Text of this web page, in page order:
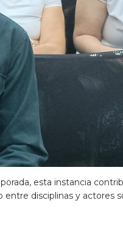
esta instancia
disciplinas y actores